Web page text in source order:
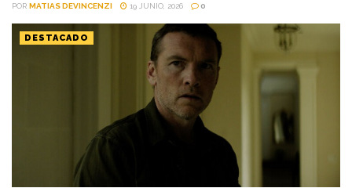
POR MATIAS DEVINCENZI 19 JUNIO, 2026 0
DESTACADO